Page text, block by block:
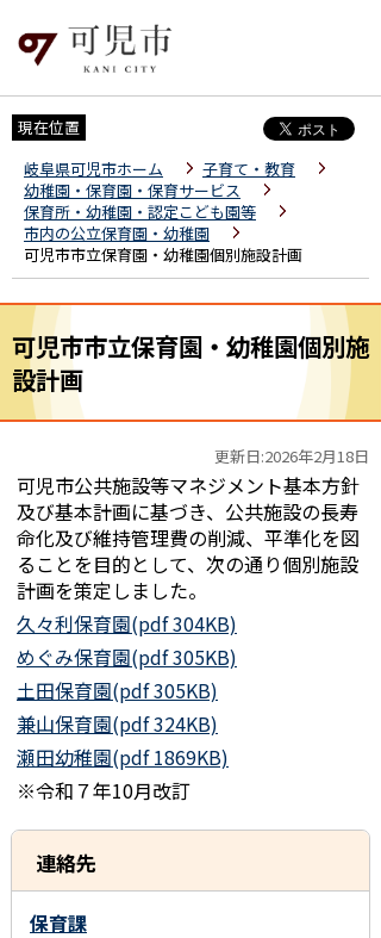
現在位置
岐阜県可児市ホーム
子育て・教育
幼稚園・保育園・保育サービス
保育所・幼稚園・認定こども園等
市内の公立保育園・幼稚園
可児市市立保育園・幼稚園個別施設計画
可児市市立保育園・幼稚園個別施
設計画
更新日:2026年2月18日
可児市公共施設等マネジメント基本方針
及び基本計画に基づき、公共施設の長寿
命化及び維持管理費の削減、平準化を図
ることを目的として、次の通り個別施設
計画を策定しました。
久々利保育園(pdf 304KB)
めぐみ保育園(pdf 305KB)
土田保育園(pdf 305KB)
兼山保育園(pdf 324KB)
瀬田幼稚園(pdf 1869KB)
※令和７年10月改訂
連絡先
保育課